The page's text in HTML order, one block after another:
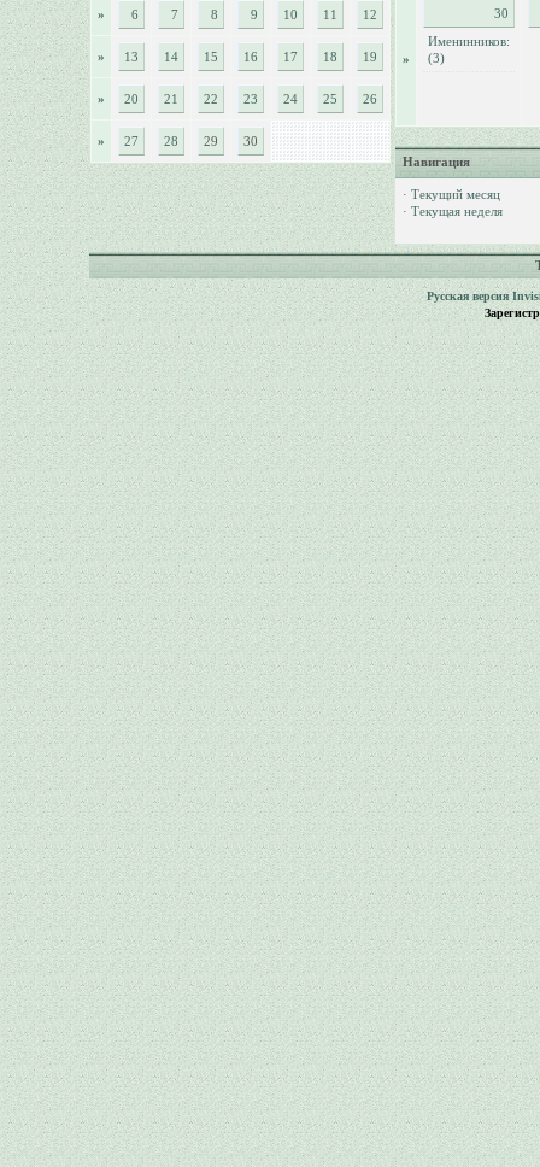
» 6 7 8 9 10 11 12
» 13 14 15 16 17 18 19
» 20 21 22 23 24 25 26
» 27 28 29 30
»
30
Именинников:
(3)
Навигация
· Текущий месяц
· Текущая неделя
Русская версия